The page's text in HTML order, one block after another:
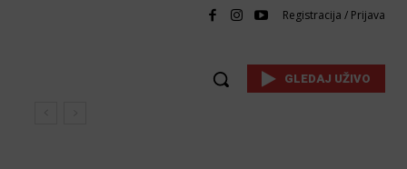
Registracija / Prijava
GLEDAJ UŽIVO